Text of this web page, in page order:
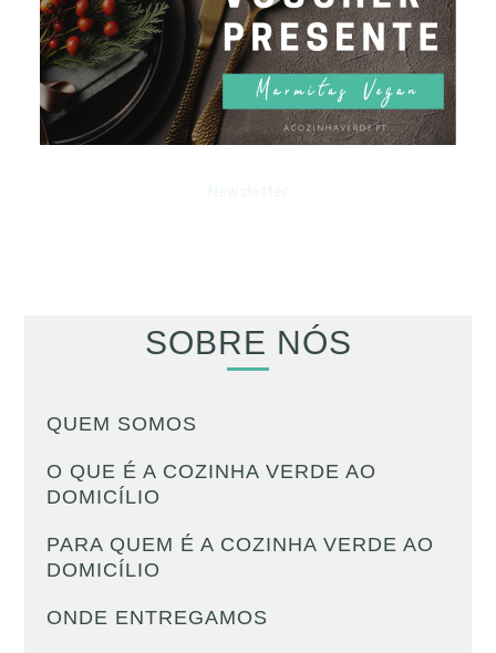
SOBRE NÓS
QUEM SOMOS
O QUE É A COZINHA VERDE AO
DOMICÍLIO
PARA QUEM É A COZINHA VERDE AO
DOMICÍLIO
ONDE ENTREGAMOS